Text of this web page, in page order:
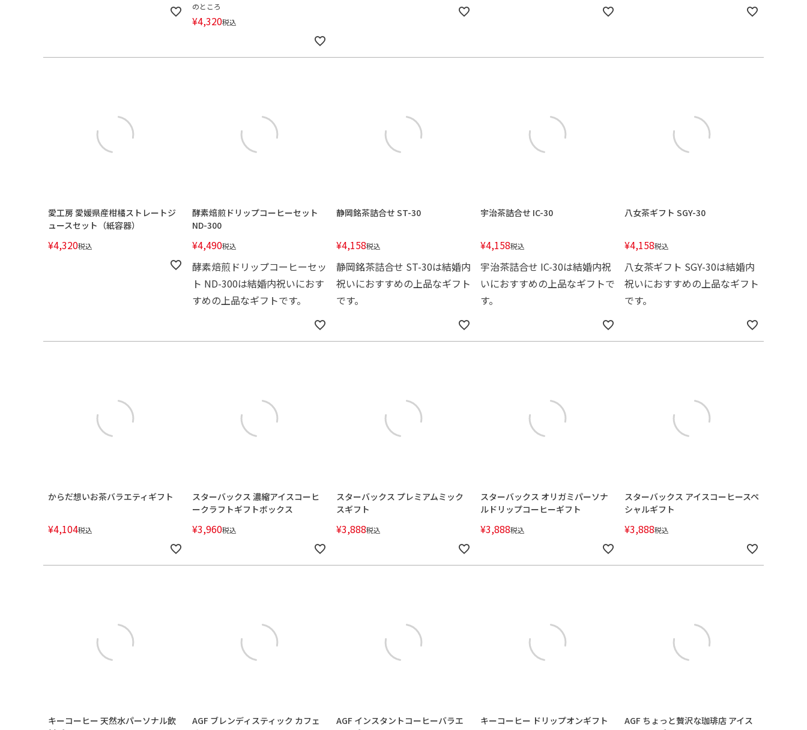
のところ
¥4,320税込
愛工房 愛媛県産柑橘ストレートジ
ュースセット（紙容器）
¥4,320税込
酵素焙煎ドリップコーヒーセット
ND-300
¥4,490税込
酵素焙煎ドリップコーヒーセッ
ト ND-300は結婚内祝いにおす
すめの上品なギフトです。
静岡銘茶詰合せ ST-30
¥4,158税込
静岡銘茶詰合せ ST-30は結婚内
祝いにおすすめの上品なギフト
です。
宇治茶詰合せ IC-30
¥4,158税込
宇治茶詰合せ IC-30は結婚内祝
いにおすすめの上品なギフトで
す。
八女茶ギフト SGY-30
¥4,158税込
八女茶ギフト SGY-30は結婚内
祝いにおすすめの上品なギフト
です。
からだ想いお茶バラエティギフト
¥4,104税込
スターバックス 濃縮アイスコーヒ
ークラフトギフトボックス
¥3,960税込
スターバックス プレミアムミック
スギフト
¥3,888税込
スターバックス オリガミパーソナ
ルドリップコーヒーギフト
¥3,888税込
スターバックス アイスコーヒースペ
シャルギフト
¥3,888税込
キーコーヒー 天然水パーソナル飲
AGF ブレンディスティック カフェ
AGF インスタントコーヒーバラエ
キーコーヒー ドリップオンギフト
AGF ちょっと贅沢な珈琲店 アイス